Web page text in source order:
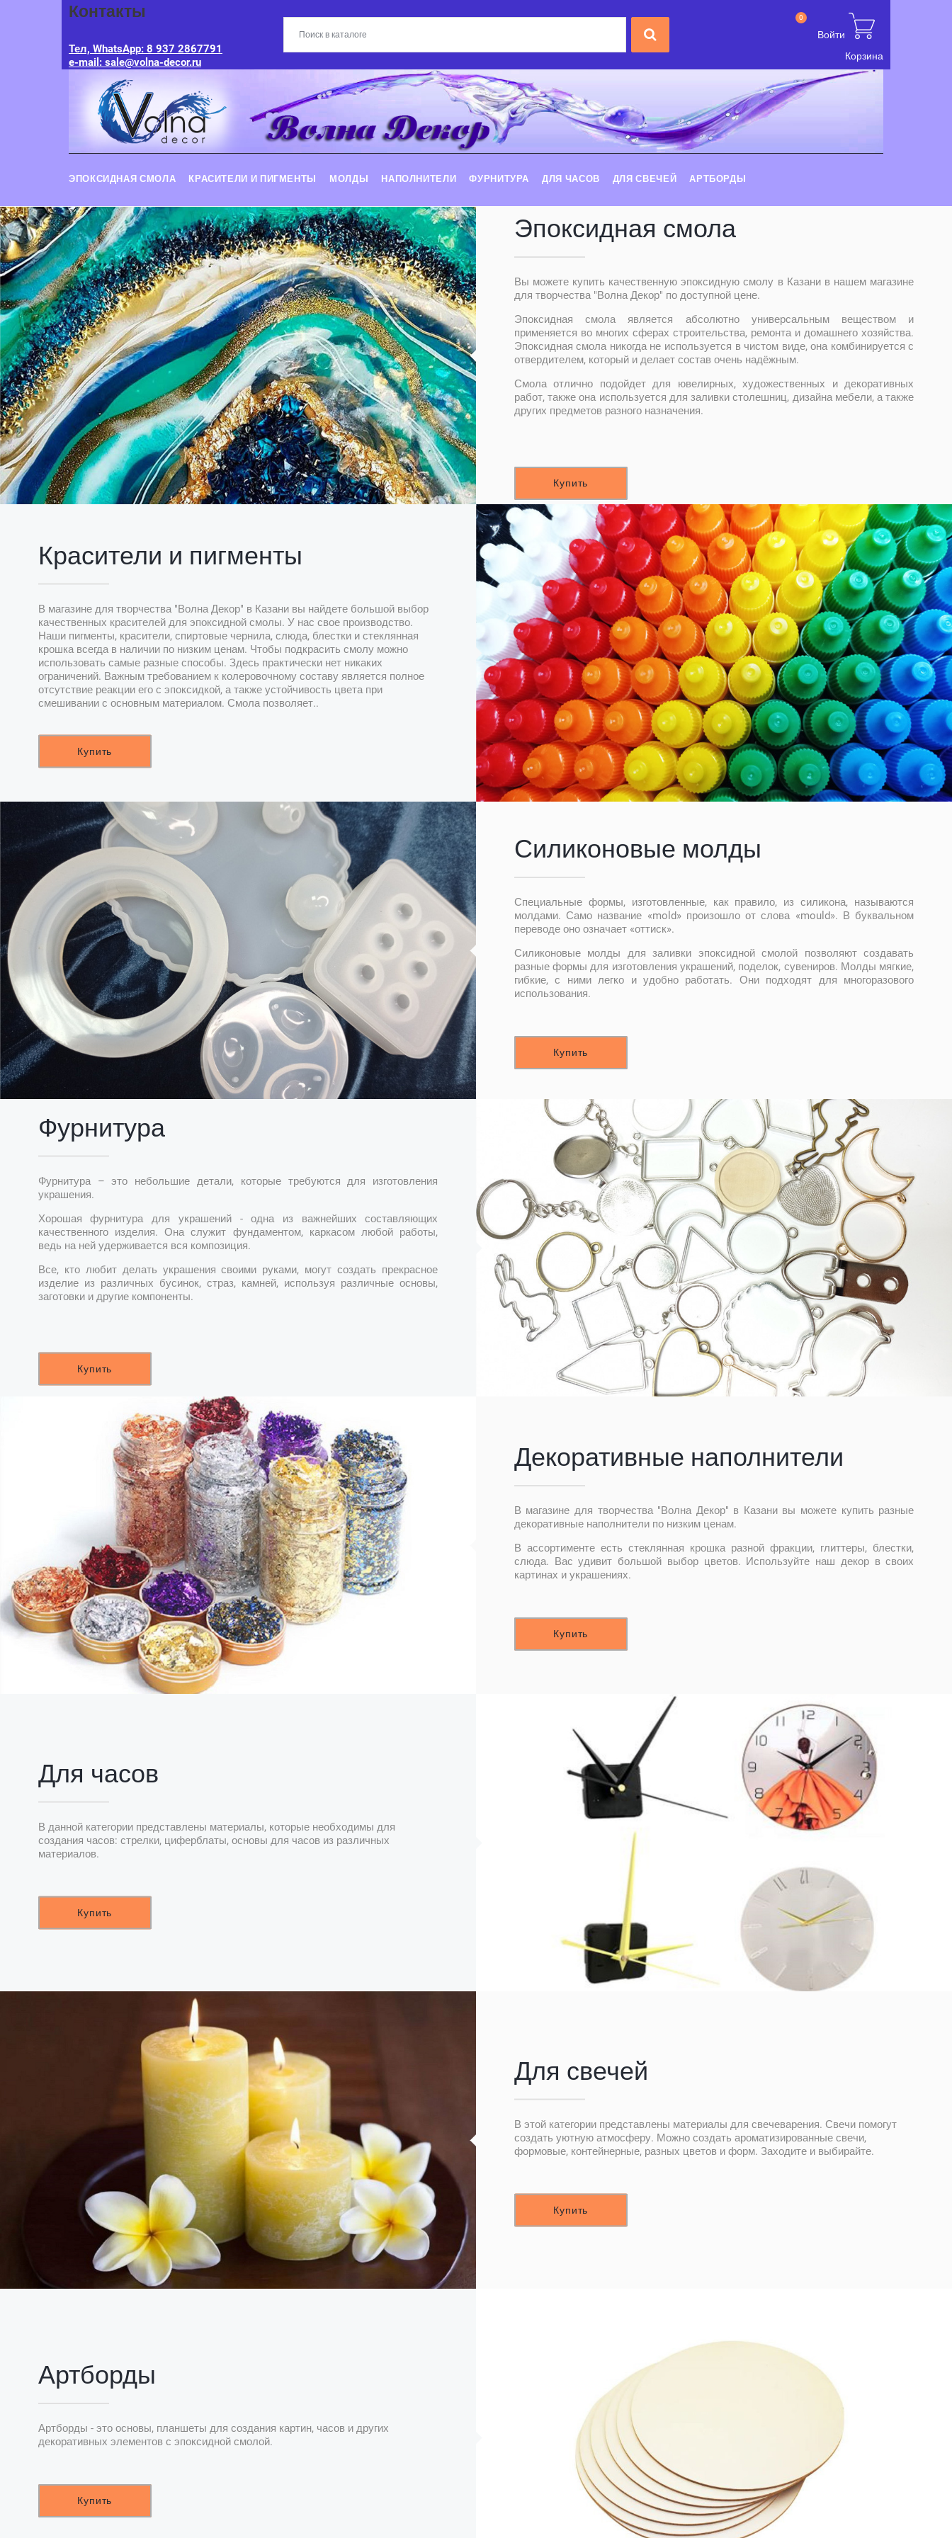
Контакты
Тел, WhatsApp: 8 937 2867791
e-mail: sale@volna-decor.ru
Войти
Корзина
0
ЭПОКСИДНАЯ СМОЛА КРАСИТЕЛИ И ПИГМЕНТЫ МОЛДЫ НАПОЛНИТЕЛИ ФУРНИТУРА ДЛЯ ЧАСОВ ДЛЯ СВЕЧЕЙ АРТБОРДЫ
Эпоксидная смола
Вы можете купить качественную эпоксидную смолу в Казани в нашем магазине
для творчества "Волна Декор" по доступной цене.
Эпоксидная смола является абсолютно универсальным веществом и
применяется во многих сферах строительства, ремонта и домашнего хозяйства.
Эпоксидная смола никогда не используется в чистом виде, она комбинируется с
отвердителем, который и делает состав очень надёжным.
Смола отлично подойдет для ювелирных, художественных и декоративных
работ, также она используется для заливки столешниц, дизайна мебели, а также
других предметов разного назначения.
Купить
Красители и пигменты
В магазине для творчества "Волна Декор" в Казани вы найдете большой выбор
качественных красителей для эпоксидной смолы. У нас свое производство.
Наши пигменты, красители, спиртовые чернила, слюда, блестки и стеклянная
крошка всегда в наличии по низким ценам. Чтобы подкрасить смолу можно
использовать самые разные способы. Здесь практически нет никаких
ограничений. Важным требованием к колеровочному составу является полное
отсутствие реакции его с эпоксидкой, а также устойчивость цвета при
смешивании с основным материалом. Смола позволяет..
Купить
Силиконовые молды
Специальные формы, изготовленные, как правило, из силикона, называются
молдами. Само название «mold» произошло от слова «mould». В буквальном
переводе оно означает «оттиск».
Силиконовые молды для заливки эпоксидной смолой позволяют создавать
разные формы для изготовления украшений, поделок, сувениров. Молды мягкие,
гибкие, с ними легко и удобно работать. Они подходят для многоразового
использования.
Купить
Фурнитура
Фурнитура – это небольшие детали, которые требуются для изготовления
украшения.
Хорошая фурнитура для украшений - одна из важнейших составляющих
качественного изделия. Она служит фундаментом, каркасом любой работы,
ведь на ней удерживается вся композиция.
Все, кто любит делать украшения своими руками, могут создать прекрасное
изделие из различных бусинок, страз, камней, используя различные основы,
заготовки и другие компоненты.
Купить
Декоративные наполнители
В магазине для творчества "Волна Декор" в Казани вы можете купить разные
декоративные наполнители по низким ценам.
В ассортименте есть стеклянная крошка разной фракции, глиттеры, блестки,
слюда. Вас удивит большой выбор цветов. Используйте наш декор в своих
картинах и украшениях.
Купить
Для часов
В данной категории представлены материалы, которые необходимы для
создания часов: стрелки, циферблаты, основы для часов из различных
материалов.
Купить
Для свечей
В этой категории представлены материалы для свечеварения. Свечи помогут
создать уютную атмосферу. Можно создать ароматизированные свечи,
формовые, контейнерные, разных цветов и форм. Заходите и выбирайте.
Купить
Артборды
Артборды - это основы, планшеты для создания картин, часов и других
декоративных элементов с эпоксидной смолой.
Купить